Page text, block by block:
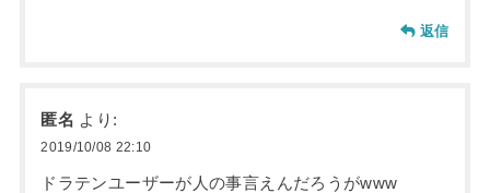
返信
匿名 より:
2019/10/08 22:10
ドラテンユーザーが人の事言えんだろうがwww